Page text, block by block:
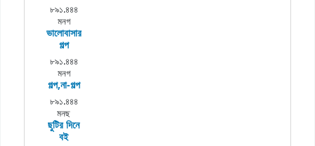
৮৯১.৪৪৪
মনগ
ভালোবাসার
গল্প
৮৯১.৪৪৪
মনগ
গল্প,না-গল্প
৮৯১.৪৪৪
মনছ
ছুটির দিনে
বই